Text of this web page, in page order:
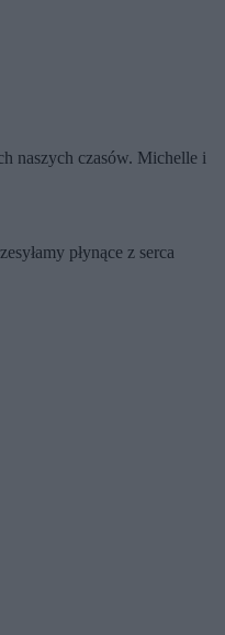
naszych czasów. Michelle i
płynące z serca